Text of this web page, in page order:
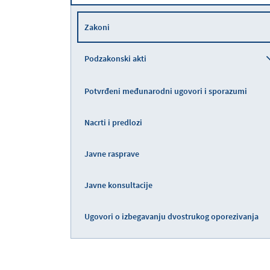
Zakoni
Podzakonski akti
Potvrđeni međunarodni ugovori i sporazumi
Nacrti i predlozi
Javne rasprave
Javne konsultacije
Ugovori o izbegavanju dvostrukog oporezivanja